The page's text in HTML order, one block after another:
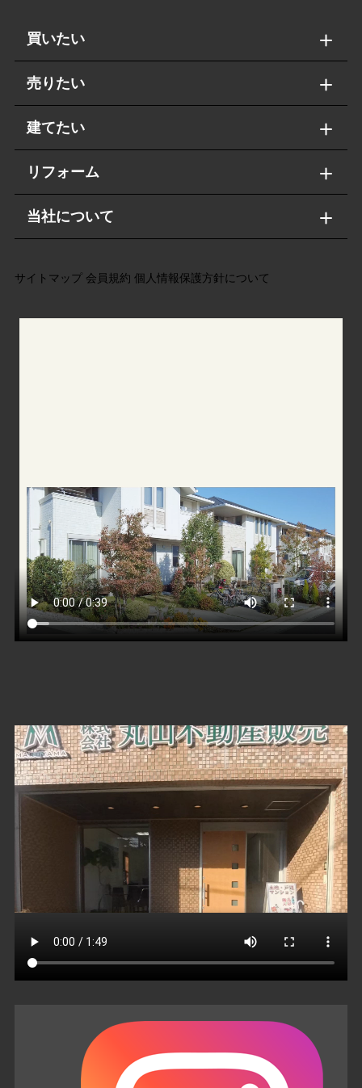
買いたい
売りたい
建てたい
リフォーム
当社について
サイトマップ 会員規約 個人情報保護方針について